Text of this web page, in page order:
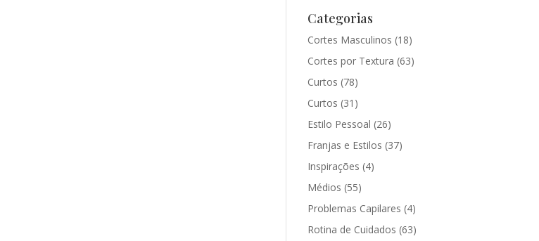
Categorias
Cortes Masculinos (18)
Cortes por Textura (63)
Curtos (78)
Curtos (31)
Estilo Pessoal (26)
Franjas e Estilos (37)
Inspirações (4)
Médios (55)
Problemas Capilares (4)
Rotina de Cuidados (63)